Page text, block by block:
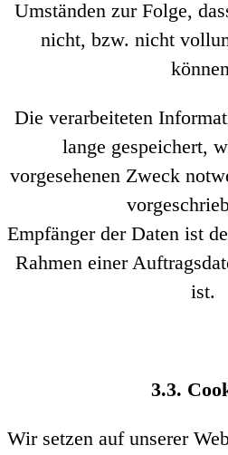
Umständen zur Folge,
nicht, bzw. nicht
Die verarbeiteten
lange gespeichert,
vorgesehenen Zweck
Empfänger der Daten ist
Rahmen einer
ist.
3.3.
Wir setzen auf unserer